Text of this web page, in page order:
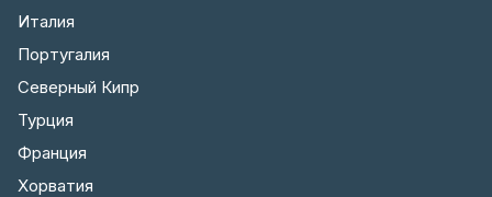
Италия
Португалия
Северный Кипр
Турция
Франция
Хорватия